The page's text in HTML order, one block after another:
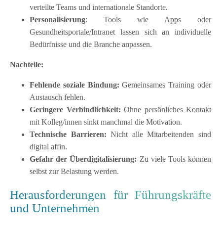
verteilte Teams und internationale Standorte.
Personalisierung: Tools wie Apps oder
Gesundheitsportale/Intranet lassen sich an individuelle
Bedürfnisse und die Branche anpassen.
Nachteile:
Fehlende soziale Bindung:Gemeinsames Training oder
Austausch fehlen.
Geringere Verbindlichkeit: Ohne persönliches Kontakt
mit Kolleg/innen sinkt manchmal die Motivation.
Technische Barrieren:Nicht alle Mitarbeitenden sind
digital affin.
Gefahr der Überdigitalisierung: Zu viele Tools können
selbst zur Belastung werden.
Herausforderungen für Führungskräfte
und Unternehmen